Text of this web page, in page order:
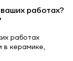
работах?
работах
в керамике,